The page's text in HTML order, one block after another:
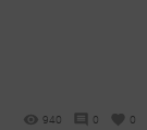
940 0 0